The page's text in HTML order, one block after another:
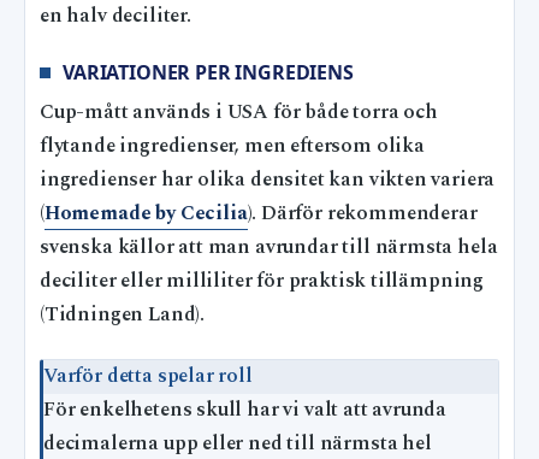
en halv deciliter.
VARIATIONER PER INGREDIENS
Cup-mått används i USA för både torra och
flytande ingredienser, men eftersom olika
ingredienser har olika densitet kan vikten variera
(Homemade by Cecilia). Därför rekommenderar
svenska källor att man avrundar till närmsta hela
deciliter eller milliliter för praktisk tillämpning
(Tidningen Land).
Varför detta spelar roll
För enkelhetens skull har vi valt att avrunda
decimalerna upp eller ned till närmsta hel